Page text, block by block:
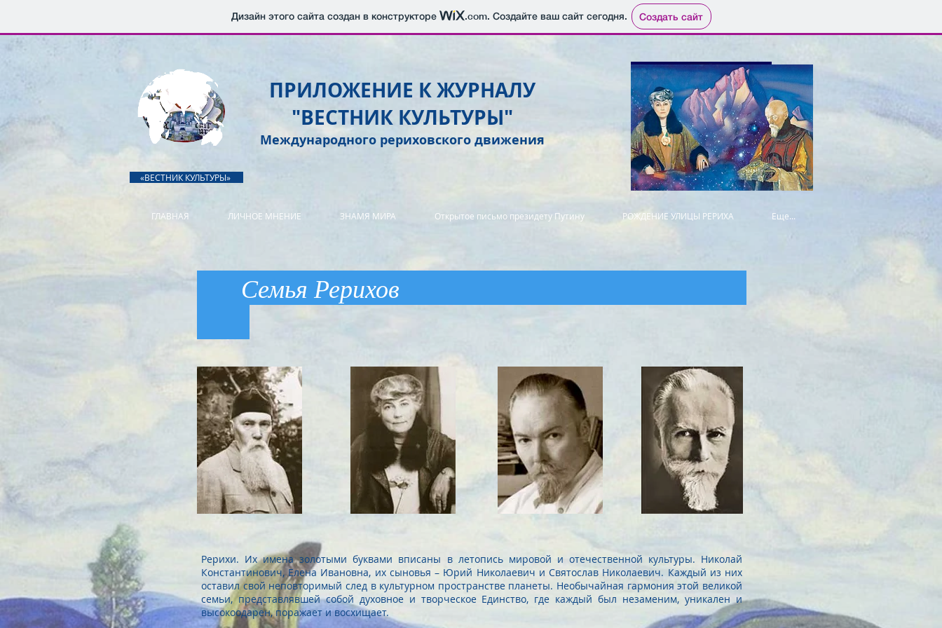
Дизайн этого сайта создан в конструкторе .com. Создайте ваш сайт сегодня. Создать сайт
«ВЕСТНИК КУЛЬТУРЫ»
Николай Рерих Елена Рерих Юрий Рерих Святослав
Рерих
Рерихи. Их имена золотыми буквами вписаны в летопись мировой и отечественной культуры. Николай
Константинович, Елена Ивановна, их сыновья – Юрий Николаевич и Святослав Николаевич. Каждый из них
оставил свой неповторимый след в культурном пространстве планеты. Необычайная гармония этой великой
семьи, представлявшей собой духовное и творческое Единство, где каждый был незаменим, уникален и
высокоодарен, поражает и восхищает.
Семья Рерихов
ГЛАВНАЯ ЛИЧНОЕ МНЕНИЕ ЗНАМЯ МИРА Открытое письмо президету Путину РОЖДЕНИЕ УЛИЦЫ РЕРИХА Еще...
ПРИЛОЖЕНИЕ К ЖУРНАЛУ
"ВЕСТНИК КУЛЬТУРЫ"
Международного рериховского движения